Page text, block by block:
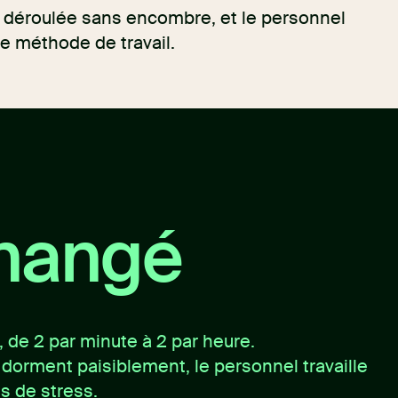
sans encombre, et le personnel
méthode de travail.
2 par minute à 2 par heure.
paisiblement, le personnel travaille
de stress.